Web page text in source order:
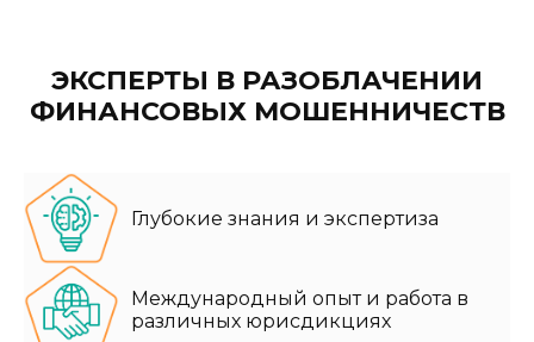
ЭКСПЕРТЫ В РАЗОБЛАЧЕНИИ
ФИНАНСОВЫХ МОШЕННИЧЕСТВ
Глубокие знания и экспертиза
Международный опыт и работа в
различных юрисдикциях